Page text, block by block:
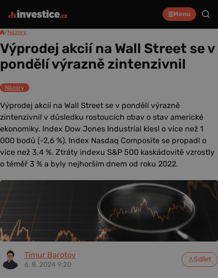
Menu
/Názory
Výprodej akcií na Wall Street se v
pondělí výrazně zintenzivnil
Názory
Výprodej akcií na Wall Street se v pondělí výrazně
zintenzivnil v důsledku rostoucích obav o stav americké
ekonomiky. Index Dow Jones Industrial klesl o více než 1
000 bodů (-2,6 %). Index Nasdaq Composite se propadl o
více než 3,4 %. Ztráty indexu S&P 500 kaskádovitě vzrostly
o téměř 3 % a byly nejhorším dnem od roku 2022.
Timur Barotov
6. 8. 2024 9:20
Sdílet